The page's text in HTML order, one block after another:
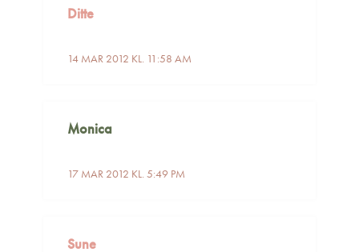
Ditte
14 MAR 2012 KL. 11:58 AM
Monica
17 MAR 2012 KL. 5:49 PM
Sune